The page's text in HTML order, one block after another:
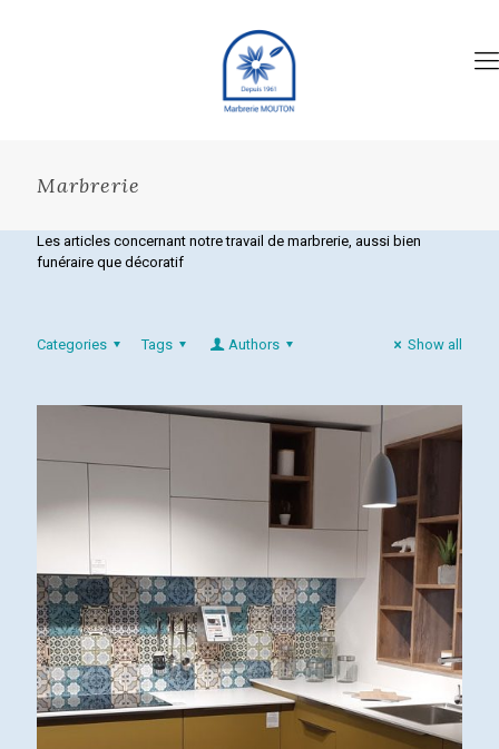
Marbrerie
Les articles concernant notre travail de marbrerie, aussi bien
funéraire que décoratif
Categories Tags Authors Show all